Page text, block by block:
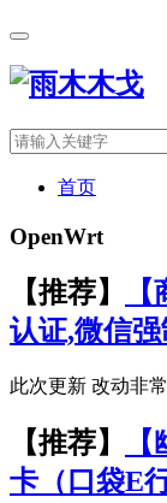
首页
OpenWrt
【推荐】
认证,微信
此次更新 改动非
【推荐】
卡（口袋E